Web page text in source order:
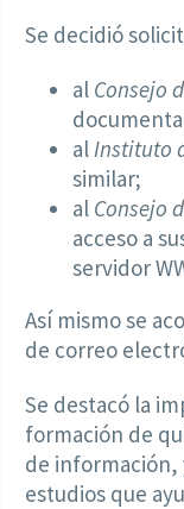
Se decidió
al Consejo
al Instituto
similar;
al Consejo
acceso a
servidor
Así mismo se
de correo
Se destacó la
formación de
de información,
estudios que